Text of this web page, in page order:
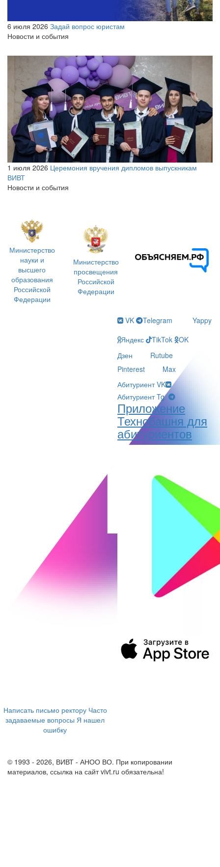
6 июля 2026 Задай вопрос юристам
Новости и события
1 июля 2026 Церемония вручения дипломов выпускникам
ВИВТ
Новости и события
Министерство
науки и
высшего
образования
Российской
Федерации
Министерство
просвещения
Российской
Федерации
Написать письмо ректору Часто
задаваемые вопросы Я нашел
ошибку
VK Telegram
Yappy
Яндекс
TikTok
OK
Дзен
Rutube
Pinterest
Max
Абитуриент VK
Абитуриент Tg
Приложение
Технобашня для
абитуриентов
© 1993 - 2026, ВИВТ - АНОО ВО. При копировании
материалов, ссылка на сайт vivt.ru обязательна!